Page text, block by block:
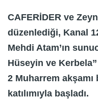
CAFERİDER ve
düzenlediği, Kanal
Mehdi Atam’ın
Hüseyin ve
2 Muharrem
katılımıyla başladı.